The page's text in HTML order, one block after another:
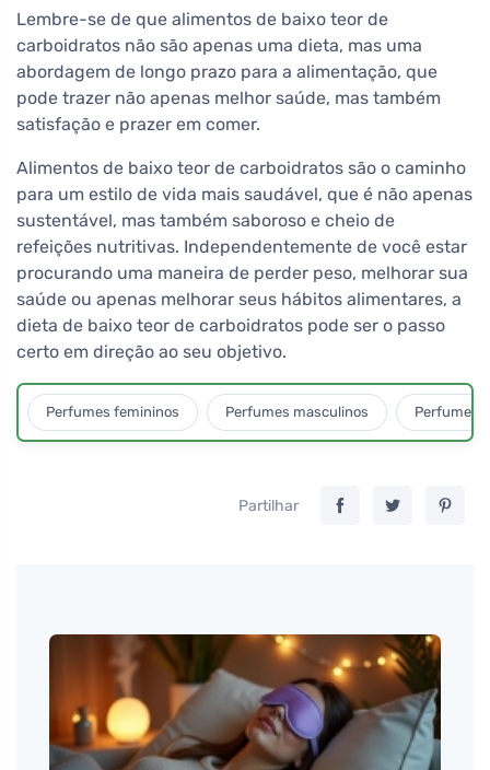
Lembre-se de que alimentos de baixo teor de
carboidratos não são apenas uma dieta, mas uma
abordagem de longo prazo para a alimentação, que
pode trazer não apenas melhor saúde, mas também
satisfação e prazer em comer.
Alimentos de baixo teor de carboidratos são o caminho
para um estilo de vida mais saudável, que é não apenas
sustentável, mas também saboroso e cheio de
refeições nutritivas. Independentemente de você estar
procurando uma maneira de perder peso, melhorar sua
saúde ou apenas melhorar seus hábitos alimentares, a
dieta de baixo teor de carboidratos pode ser o passo
certo em direção ao seu objetivo.
Perfumes femininos Perfumes masculinos Perfumes
Partilhar